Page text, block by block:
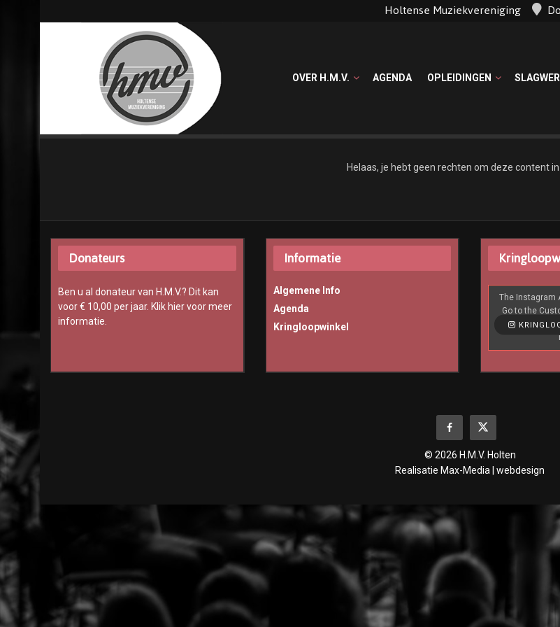
Holtense Muziekvereniging
OVER H.M.V. AGENDA OPLEIDINGEN
Helaas, je hebt geen rechten om deze content in
Donateurs
Ben u al donateur van H.M.V.? Dit kan
voor € 10,00 per jaar. Klik hier voor meer
informatie.
Informatie
Algemene Info
Agenda
Kringloopwinkel
The Instagram
Go to the
Like & View >
© 2026 H.M.V. Holten
Realisatie Max-Media | webdesign